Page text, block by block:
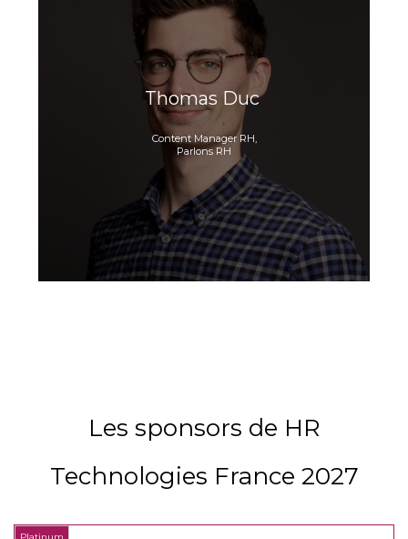
Thomas Duc
Content Manager RH,
Parlons RH
Les sponsors de HR
Technologies France 2027